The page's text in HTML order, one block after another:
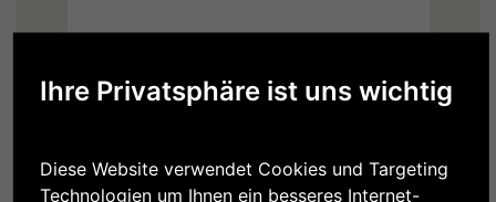
Ihre Privatsphäre ist uns wichtig
Diese Website verwendet Cookies und Targeting
Technologien um Ihnen ein besseres Internet-
4,70 €
Granny Smith